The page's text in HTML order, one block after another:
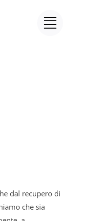
dal recupero di
che sia